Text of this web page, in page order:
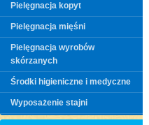
Pielęgnacja kopyt
Pielęgnacja mięśni
Pielęgnacja wyrobów
skórzanych
Środki higieniczne i medyczne
Wyposażenie stajni